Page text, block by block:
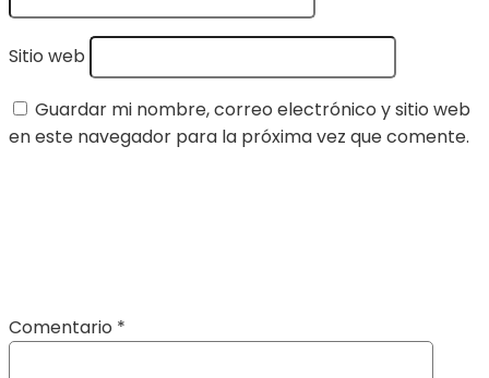
Sitio web
Guardar mi nombre, correo electrónico y sitio web
en este navegador para la próxima vez que comente.
Comentario *